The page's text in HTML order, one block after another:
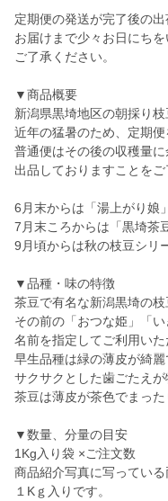
定期便の発送が完了後の出
お届けまで少々お日にち
ご了承ください。
▼商品概要
新潟県黒埼地区の朝採り枝
近年の猛暑のため、定期便
普通便はその後の収穫量
出品しておりますことをご
6月末からは「湯上がり娘
7月末ころからは「黒埼茶
9月頃からは秋の枝豆シリ
▼品種・味の特徴
茶豆で有名な新潟黒埼の
その前の「おつな姫」「
名前を指定してご利用いた
早生品種は緑の薄皮が綺麗
サクサクとした歯ごたえが
茶豆は薄皮が茶色でまった
▼数量、分量の目安
1Kg入り袋 ×ご注文数
商品紹介写真に写ってい
１Kｇ入りです。